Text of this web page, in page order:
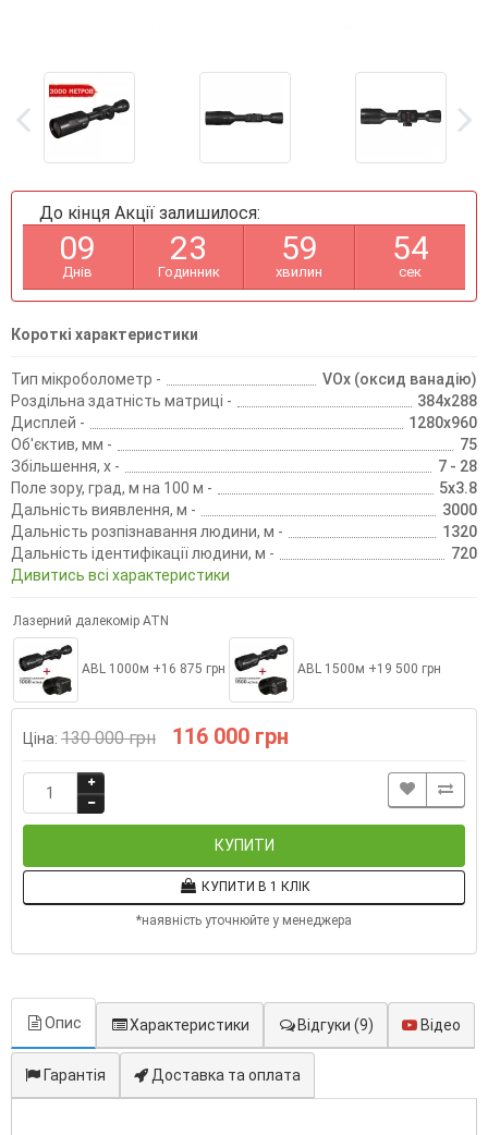
До кінця Акції залишилося:
09
Днів
23
Годинник
59
хвилин
54
сек
Короткі характеристики
Тип мікроболометр -
VOx (оксид ванадію)
Роздільна здатність матриці -
384x288
Дисплей -
1280x960
Об'єктив, мм -
75
Збільшення, х -
7 - 28
Поле зору, град, м на 100 м -
5x3.8
Дальність виявлення, м -
3000
Дальність розпізнавання людини, м -
1320
Дальність ідентифікації людини, м -
720
Дивитись всі характеристики
Лазерний далекомір ATN
ABL 1000м +16 875 грн ABL 1500м +19 500 грн
Ціна: 130 000 грн 116 000 грн
КУПИТИ
КУПИТИ В 1 КЛІК
*наявність уточнюйте у менеджера
Опис Характеристики Відгуки (9) Відео
Гарантія Доставка та оплата